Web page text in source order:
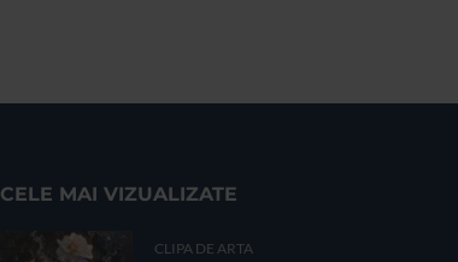
CELE MAI VIZUALIZATE
CLIPA DE ARTA